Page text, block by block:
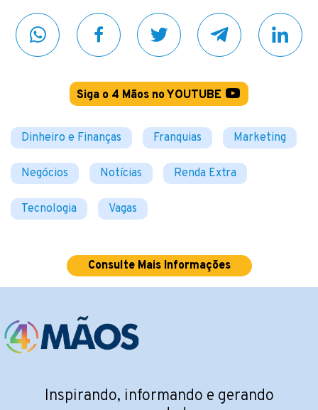
Siga o 4 Mãos no YOUTUBE
Dinheiro e Finanças Franquias Marketing
Negócios Notícias Renda Extra
Tecnologia Vagas
Consulte Mais Informações
Inspirando, informando e gerando